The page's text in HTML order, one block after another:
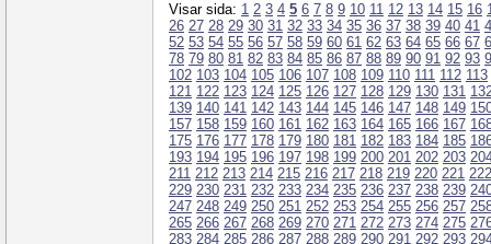
Visar sida: 1 2 3 4 5 6 7 8 9 10 11 12 13 14 15 16
26 27 28 29 30 31 32 33 34 35 36 37 38 39 40 41
52 53 54 55 56 57 58 59 60 61 62 63 64 65 66 67
78 79 80 81 82 83 84 85 86 87 88 89 90 91 92 93
102 103 104 105 106 107 108 109 110 111 112 113
121 122 123 124 125 126 127 128 129 130 131
139 140 141 142 143 144 145 146 147 148 149
157 158 159 160 161 162 163 164 165 166 167
175 176 177 178 179 180 181 182 183 184 185
193 194 195 196 197 198 199 200 201 202 203
211 212 213 214 215 216 217 218 219 220 221 222
229 230 231 232 233 234 235 236 237 238 239
247 248 249 250 251 252 253 254 255 256 257
265 266 267 268 269 270 271 272 273 274 275
283 284 285 286 287 288 289 290 291 292 293